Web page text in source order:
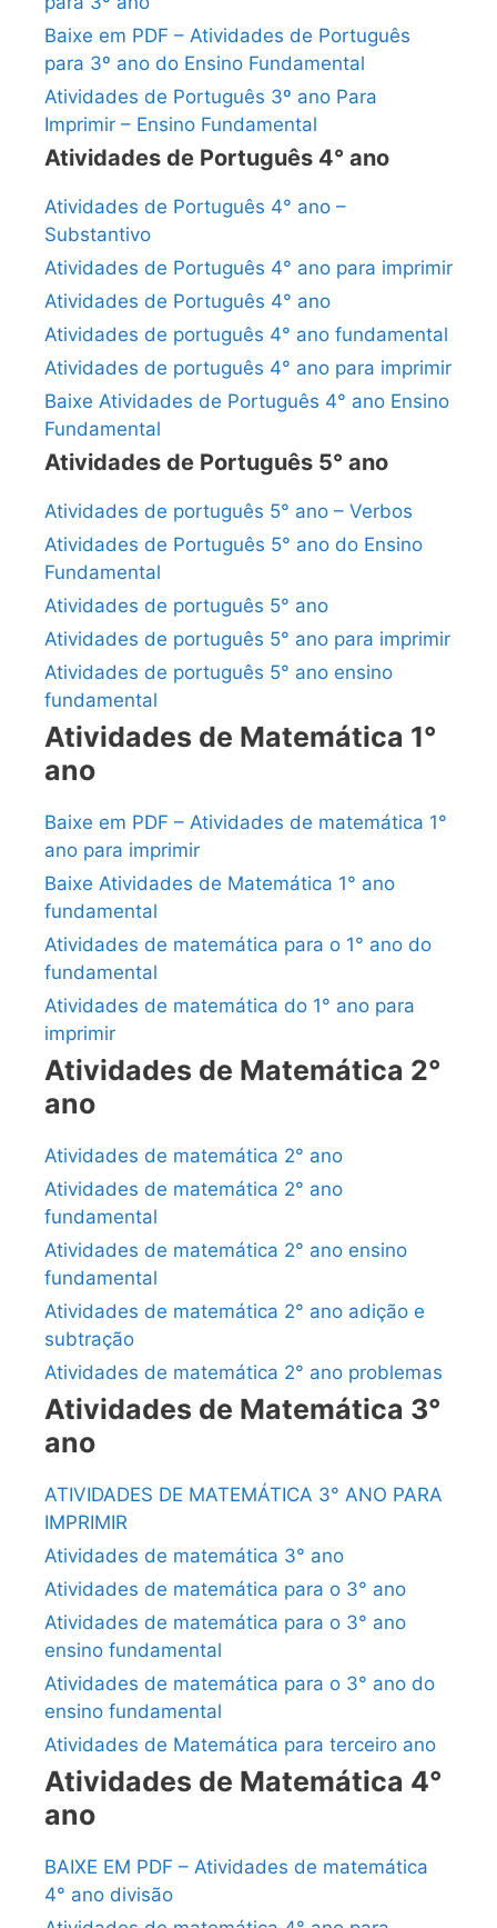
Baixe em PDF – Atividades de Português
para 3º ano do Ensino Fundamental
Atividades de Português 3º ano Para
Imprimir – Ensino Fundamental
Atividades de Português 4° ano
Atividades de Português 4° ano –
Substantivo
Atividades de Português 4° ano para imprimir
Atividades de Português 4° ano
Atividades de português 4° ano fundamental
Atividades de português 4° ano para imprimir
Baixe Atividades de Português 4° ano Ensino
Fundamental
Atividades de Português 5° ano
Atividades de português 5° ano – Verbos
Atividades de Português 5° ano do Ensino
Fundamental
Atividades de português 5° ano
Atividades de português 5° ano para imprimir
Atividades de português 5° ano ensino
fundamental
Atividades de Matemática 1°
ano
Baixe em PDF – Atividades de matemática 1°
ano para imprimir
Baixe Atividades de Matemática 1° ano
fundamental
Atividades de matemática para o 1° ano do
fundamental
Atividades de matemática do 1° ano para
imprimir
Atividades de Matemática 2°
ano
Atividades de matemática 2° ano
Atividades de matemática 2° ano
fundamental
Atividades de matemática 2° ano ensino
fundamental
Atividades de matemática 2° ano adição e
subtração
Atividades de matemática 2° ano problemas
Atividades de Matemática 3°
ano
ATIVIDADES DE MATEMÁTICA 3° ANO PARA
IMPRIMIR
Atividades de matemática 3° ano
Atividades de matemática para o 3° ano
Atividades de matemática para o 3° ano
ensino fundamental
Atividades de matemática para o 3° ano do
ensino fundamental
Atividades de Matemática para terceiro ano
Atividades de Matemática 4°
ano
BAIXE EM PDF – Atividades de matemática
4° ano divisão